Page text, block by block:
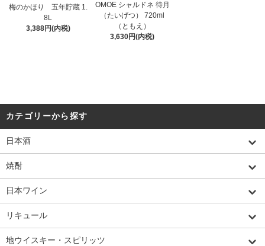
梅のかほり 五年貯蔵 1.
8L
3,388円(内税)
OMOE シャルドネ 待月
（たいげつ） 720ml
（ともえ）
3,630円(内税)
カテゴリーから探す
日本酒
焼酎
日本ワイン
リキュール
地ウイスキー・スピリッツ